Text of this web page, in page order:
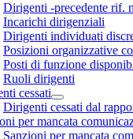
Dirigenti -precedente rif.
Incarichi dirigenziali
Dirigenti individuati
Posizioni organizzative
Posti di funzione
Ruoli dirigenti
cessati
Dirigenti cessati dal
per mancata
Sanzioni per mancata